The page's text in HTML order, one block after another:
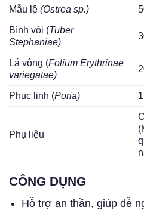
Mẫu lệ (Ostrea sp.)
Bình vôi (Tuber
Stephaniae)
Lá vông (Folium Erythrinae
variegatae)
Phục linh (Poria)
Phụ liệu
CÔNG DỤNG
Hỗ trợ an thần, giúp dễ